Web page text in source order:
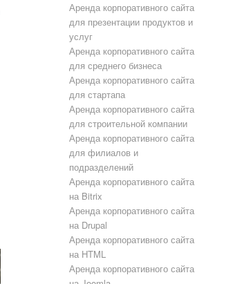
Аренда корпоративного сайта
для презентации продуктов и
услуг
Аренда корпоративного сайта
для среднего бизнеса
Аренда корпоративного сайта
для стартапа
Аренда корпоративного сайта
для строительной компании
Аренда корпоративного сайта
для филиалов и
подразделений
Аренда корпоративного сайта
на Bitrix
Аренда корпоративного сайта
на Drupal
Аренда корпоративного сайта
на HTML
Аренда корпоративного сайта